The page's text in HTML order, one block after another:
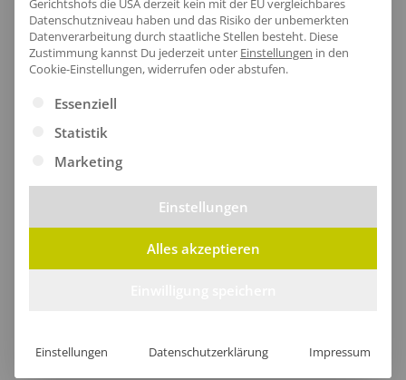
Größentabelle
Lieferzeit
Kundenprojekte
Gerichtshofs die USA derzeit kein mit der EU vergleichbares
Datenschutzniveau haben und das Risiko der unbemerkten
Datenverarbeitung durch staatliche Stellen besteht. Diese
Zustimmung kannst Du jederzeit unter Einstellungen in den
Cookie-Einstellungen, widerrufen oder abstufen.
Es folgt eine Liste der Service-Gruppen, für die eine
Essenziell
Statistik
Marketing
Einstellungen
Alles akzeptieren
Einstellungen Datenschutzerklärung Impressum